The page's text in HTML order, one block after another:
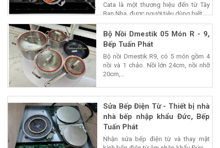
Cata là một thương hiệu đến từ Tây
Ban Nha, được người tiêu dùng biết...
Bộ Nồi Dmestik 05 Món R - 9,
Bếp Tuấn Phát
Bộ nồi Dmestik R9, có 5 món gồm 4
nồi và 1 chảo. Nồi lớn 24cm, nồi nhỡ
20cm,...
Sửa Bếp Điện Từ - Thiết bị nhà
nhà bếp nhập khẩu Đức, Bếp
Tuấn Phát
Nhận sửa bếp điện từ và thay mặt